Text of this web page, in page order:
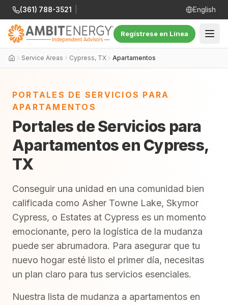
(361) 788-3521 English
Regístrese en Línea
Service Areas Cypress, TX Apartamentos
PORTALES DE SERVICIOS PARA
APARTAMENTOS
Portales de Servicios para
Apartamentos en Cypress,
TX
Conseguir una unidad en una comunidad bien
calificada como Asher Towne Lake, Skymor
Cypress, o Estates at Cypress es un momento
emocionante, pero la logística de la mudanza
puede ser abrumadora. Para asegurar que tu
nuevo hogar esté listo el primer día, necesitas
un plan claro para tus servicios esenciales.
Nuestra lista de mudanza a apartamentos en